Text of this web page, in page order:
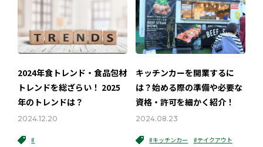
2024年食トレンド・食品包材
トレンドを総ざらい！ 2025
年のトレンドは？
2024.12.20
#
キッチンカーを開業するに
は？始める際の準備や必要な
資格・許可を細かく紹介！
2024.08.23
#キッチンカー #テイクアウト